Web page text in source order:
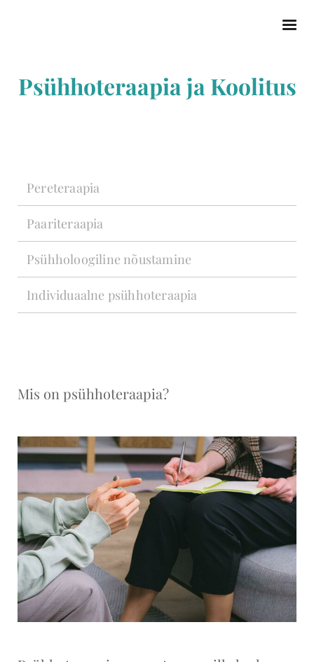
Psühhoteraapia ja Koolitus
Pereteraapia
Paariteraapia
Psühholoogiline nõustamine
Individuaalne psühhoteraapia
Mis on psühhoteraapia?